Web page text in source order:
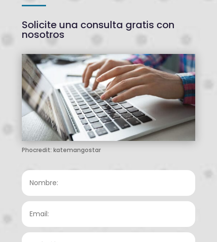
Solicite una consulta gratis con
nosotros
Phocredit: katemangostar